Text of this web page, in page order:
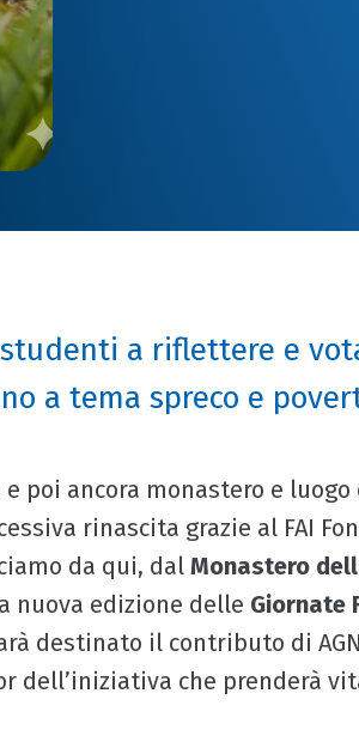
a riflettere e
a tema spreco e
poi ancora monastero e
rinascita grazie al FAI
da qui, dal Monastero
nuova edizione delle Giornate
destinato il contributo di AGN
dell’iniziativa che prenderà